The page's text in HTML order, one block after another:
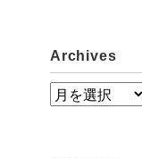
Archives
A